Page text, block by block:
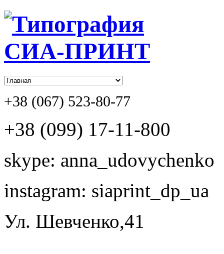
+38 (067) 523-80-77
+38 (099) 17-11-800
skype: anna_udovychenko
instagram: siaprint_dp_ua
Ул. Шевченко,41